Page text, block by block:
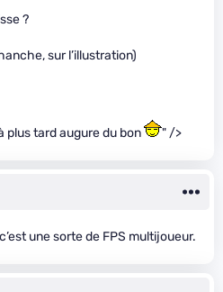
?
sur l’illustration)
plus tard augure du bon " />
une sorte de FPS multijoueur.